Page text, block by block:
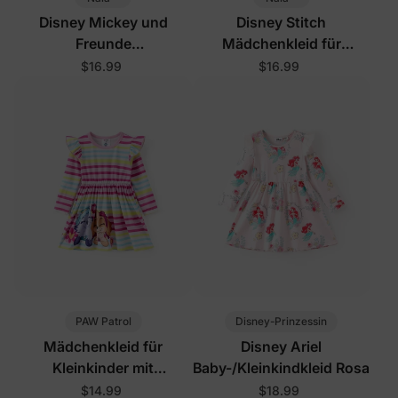
Disney Mickey und
Freunde
Baby-/Kleinkindkleid Lila
$16.99
Disney Stitch
Mädchenkleid für
Kleinkinder/Kinder, Blau
$16.99
PAW Patrol
Mädchenkleid für
Kleinkinder mit
Regenbogenmuster in
$14.99
Disney-Prinzessin
Disney Ariel
Baby-/Kleinkindkleid Rosa
$18.99